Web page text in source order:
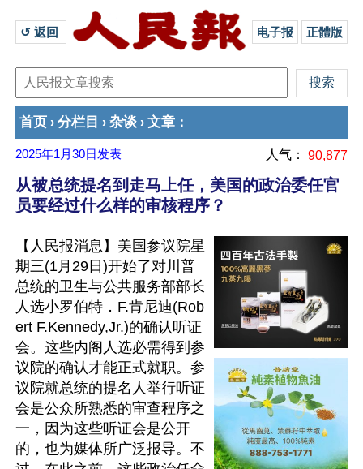
↺ 返回 电子报 正體版
首页 › 分栏目 › 杂谈 › 文章 ：
2025年1月30日 发表 人气： 90,877
从被总统提名到走马上任，美国的政治委任官
员要经过什么样的审核程序？
【人民报消息】美国参议院星
期三(1月29日)开始了对川普
总统的卫生与公共服务部部长
人选小罗伯特．F.肯尼迪(Rob
ert F.Kennedy,Jr.)的确认听证
会。这些内阁人选必需得到参
议院的确认才能正式就职。参
议院就总统的提名人举行听证
会是公众所熟悉的审查程序之
一，因为这些听证会是公开
的，也为媒体所广泛报导。不